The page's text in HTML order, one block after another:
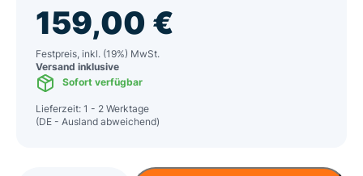
159,00 €
Festpreis, inkl. (19%) MwSt.
Versand inklusive
Sofort verfügbar
Lieferzeit: 1 - 2 Werktage
(DE - Ausland abweichend)